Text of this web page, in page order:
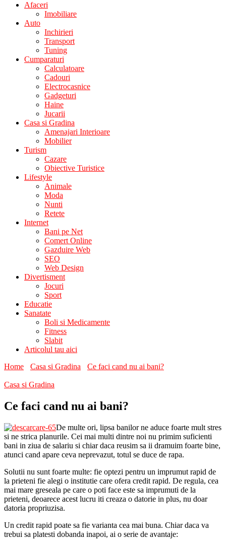
Afaceri
Imobiliare
Auto
Inchirieri
Transport
Tuning
Cumparaturi
Calculatoare
Cadouri
Electrocasnice
Gadgeturi
Haine
Jucarii
Casa si Gradina
Amenajari Interioare
Mobilier
Turism
Cazare
Obiective Turistice
Lifestyle
Animale
Moda
Nunti
Retete
Internet
Bani pe Net
Comert Online
Gazduire Web
SEO
Web Design
Divertisment
Jocuri
Sport
Educatie
Sanatate
Boli si Medicamente
Fitness
Slabit
Articolul tau aici
Home
Casa si Gradina Ce faci cand nu ai bani?
Casa si Gradina
Ce faci cand nu ai bani?
De multe ori, lipsa banilor ne aduce foarte mult stres
si ne strica planurile. Cei mai multi dintre noi nu primim suficienti
bani in ziua de salariu si chiar daca reusim sa ii dramuim foarte bine,
atunci cand apare ceva neprevazut, totul se duce de rapa.
Solutii nu sunt foarte multe: fie optezi pentru un imprumut rapid de
la prieteni fie alegi o institutie care ofera credit rapid. De regula, cea
mai mare greseala pe care o poti face este sa imprumuti de la
prieteni, deoarece acest lucru iti creaza o datorie in plus, nu doar
datoria propriuzisa.
Un credit rapid poate sa fie varianta cea mai buna. Chiar daca va
trebui sa platesti dobanda inapoi, ai o serie de avantaje: